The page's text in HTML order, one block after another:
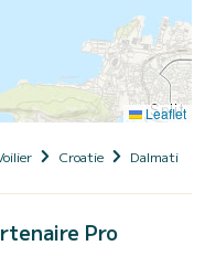
Leaflet
Croatie Dalmatie
Pro